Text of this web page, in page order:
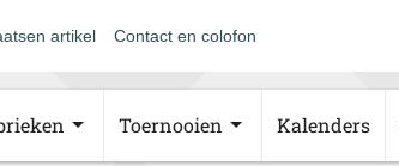
artikel Contact en colofon
Toernooien Kalenders